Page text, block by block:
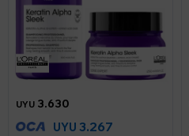
UYU 3.630
UYU 3.267